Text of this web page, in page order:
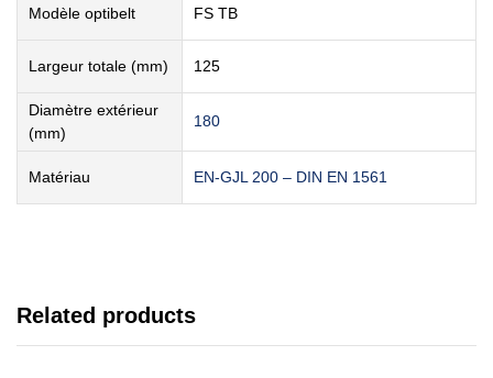
Modèle optibelt FS TB
Largeur totale (mm) 125
Diamètre extérieur
(mm)
180
Matériau EN-GJL 200 – DIN EN 1561
Related products